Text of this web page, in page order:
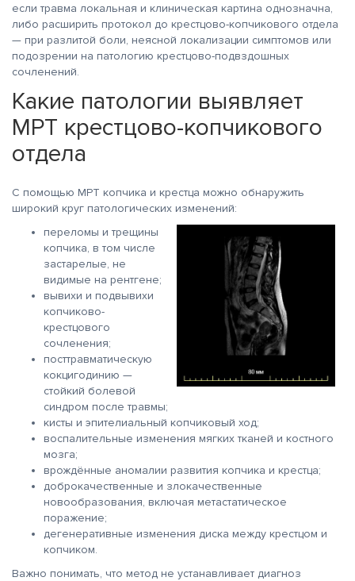
если травма локальная и клиническая картина однозначна,
либо расширить протокол до крестцово-копчикового отдела
— при разлитой боли, неясной локализации симптомов или
подозрении на патологию крестцово-подвздошных
сочленений.
Какие патологии выявляет
МРТ крестцово-копчикового
отдела
С помощью МРТ копчика и крестца можно обнаружить
широкий круг патологических изменений:
переломы и трещины
копчика, в том числе
застарелые, не
видимые на рентгене;
вывихи и подвывихи
копчиково-
крестцового
сочленения;
посттравматическую
кокцигодинию —
стойкий болевой
синдром после травмы;
кисты и эпителиальный копчиковый ход;
воспалительные изменения мягких тканей и костного
мозга;
врождённые аномалии развития копчика и крестца;
доброкачественные и злокачественные
новообразования, включая метастатическое
поражение;
дегенеративные изменения диска между крестцом и
копчиком.
Важно понимать, что метод не устанавливает диагноз